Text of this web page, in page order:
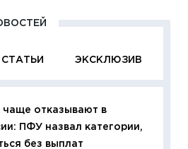
СТАТЬИ ЭКСКЛЮЗИВ
чаще отказывают в
ПФУ назвал категории,
без выплат